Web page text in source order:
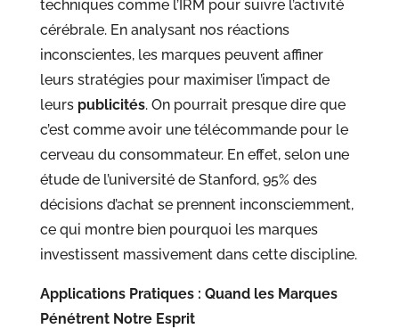
techniques comme l’IRM pour suivre l’activité
cérébrale. En analysant nos réactions
inconscientes, les marques peuvent affiner
leurs stratégies pour maximiser l’impact de
leurs publicités. On pourrait presque dire que
c’est comme avoir une télécommande pour le
cerveau du consommateur. En effet, selon une
étude de l’université de Stanford, 95% des
décisions d’achat se prennent inconsciemment,
ce qui montre bien pourquoi les marques
investissent massivement dans cette discipline.
Applications Pratiques : Quand les Marques
Pénétrent Notre Esprit